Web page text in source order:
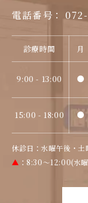
電話番号 ：
診療時間 月
9:00 - 13:00 ●
15:00 - 18:00 ●
休診日：水曜午後・
▲ ：8:30〜12:00(水曜